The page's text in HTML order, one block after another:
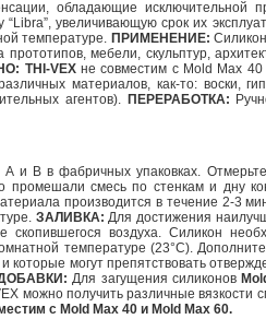
обладающие исключительной
увеличивающую срок их
температуре. ПРИМЕНЕНИЕ: Силикон
мебели, скульптур,
THI-VEXне совместим с Mold Max 40
материалов, как-то: воски,
агентов). ПЕРЕРАБОТКА:
и В в фабричных упаковках.
смесь по стенкам и дну
производится в течение 2-3
ЗАЛИВКА: Для достижения
скопившегося воздуха. Силикон
температуре (23°C).
которые могут препятствовать
Для загущения силиконов
можно получить различные вязкости
с Mold Max 40 и Mold Max 60.